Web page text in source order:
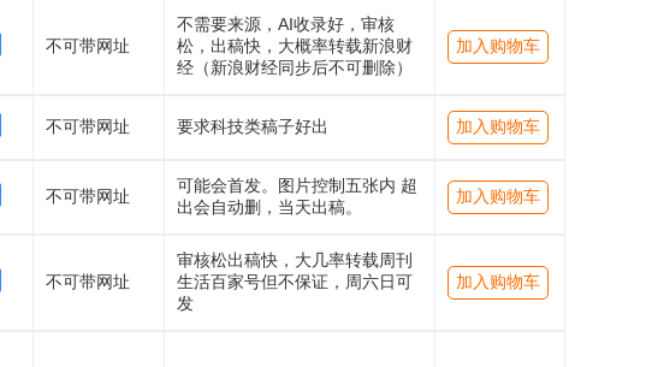
不可带网址
不需要来源，AI收录好，审核
松，出稿快，大概率转载新浪财
经（新浪财经同步后不可删除）
加入购物车
不可带网址 要求科技类稿子好出 加入购物车
不可带网址
可能会首发。图片控制五张内 超
出会自动删，当天出稿。
加入购物车
不可带网址
审核松出稿快，大几率转载周刊
生活百家号但不保证，周六日可
发
加入购物车